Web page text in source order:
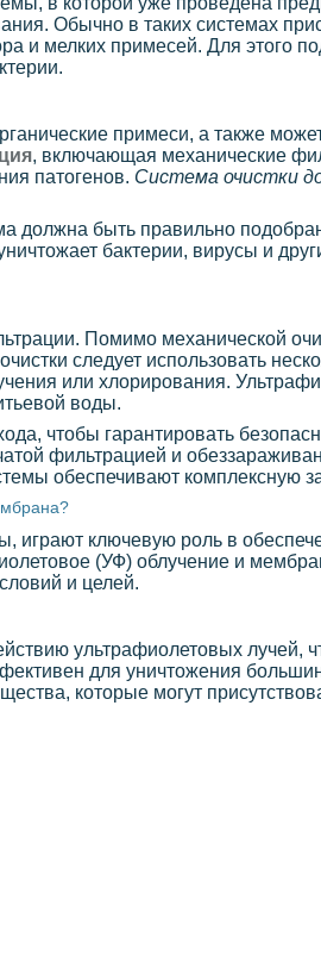
Обычно в таких системах
и мелких примесей. Для этого
примеси, а также
, включающая механические
патогенов. Система очистки
должна быть правильно
бактерии, вирусы и
Помимо механической
следует использовать
или хлорирования.
воды.
чтобы гарантировать
фильтрацией и
обеспечивают комплексную
играют ключевую роль в
(УФ) облучение и
и целей.
ультрафиолетовых
для уничтожения
которые могут